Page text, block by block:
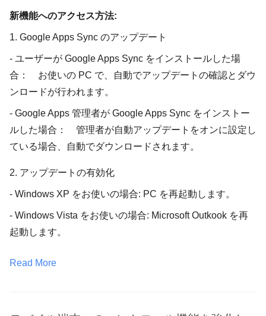
新機能へのアクセス方法:
1. Google Apps Sync のアップデート
- ユーザーが Google Apps Sync をインストールした場
合： お使いの PC で、自動でアップデートの確認とダウ
ンロードが行われます。
- Google Apps 管理者が Google Apps Sync をインストー
ルした場合： 管理者が自動アップデートをオンに設定し
ている場合、自動でダウンロードされます。
2. アップデートの有効化
- Windows XP をお使いの場合: PC を再起動します。
- Windows Vista をお使いの場合: Microsoft Outkook を再
起動します。
Read More